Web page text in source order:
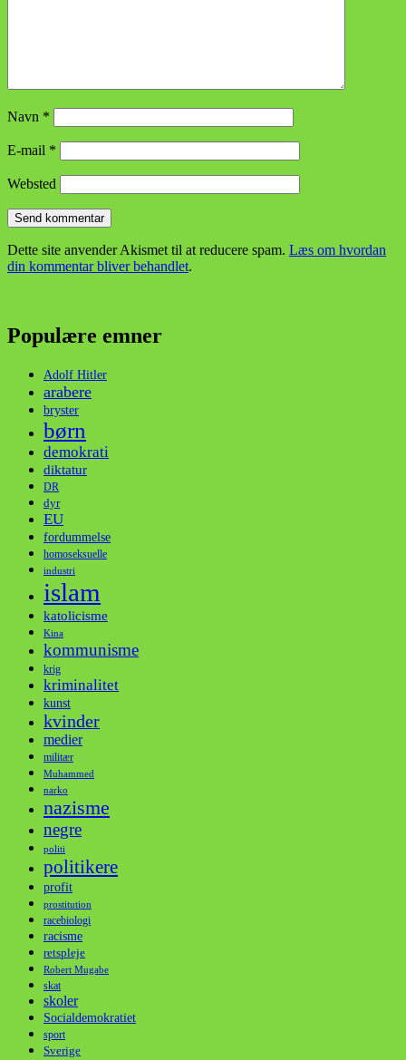
Navn *
E-mail *
Websted
Dette site anvender Akismet til at reducere spam. Læs om hvordan
din kommentar bliver behandlet.
Populære emner
Adolf Hitler
arabere
bryster
børn
demokrati
diktatur
DR
dyr
EU
fordummelse
homoseksuelle
industri
islam
katolicisme
Kina
kommunisme
krig
kriminalitet
kunst
kvinder
medier
militær
Muhammed
narko
nazisme
negre
politi
politikere
profit
prostitution
racebiologi
racisme
retspleje
Robert Mugabe
skat
skoler
Socialdemokratiet
sport
Sverige